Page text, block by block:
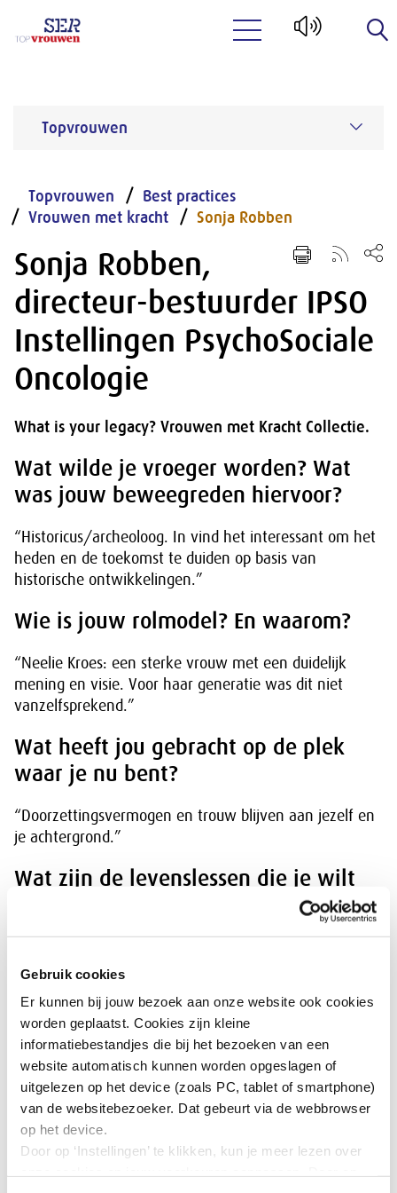
Gebruik cookies
Er kunnen bij jouw bezoek aan onze website ook cookies
worden geplaatst. Cookies zijn kleine
informatiebestandjes die bij het bezoeken van een
website automatisch kunnen worden opgeslagen of
uitgelezen op het device (zoals PC, tablet of smartphone)
van de websitebezoeker. Dat gebeurt via de webbrowser
op het device.
Door op ‘Instellingen’ te klikken, kun je meer lezen over
Topvrouwen
Topvrouwen
Best practices
Vrouwen met kracht
Sonja Robben
Sonja Robben,
directeur-bestuurder IPSO
Instellingen PsychoSociale
Oncologie
What is your legacy? Vrouwen met Kracht Collectie.
Wat wilde je vroeger worden? Wat
was jouw beweegreden hiervoor?
“Historicus/archeoloog. In vind het interessant om het
heden en de toekomst te duiden op basis van
historische ontwikkelingen.”
Wie is jouw rolmodel? En waarom?
“Neelie Kroes: een sterke vrouw met een duidelijk
mening en visie. Voor haar generatie was dit niet
vanzelfsprekend.”
Wat heeft jou gebracht op de plek
waar je nu bent?
“Doorzettingsvermogen en trouw blijven aan jezelf en
je achtergrond.”
Wat zijn de levenslessen die je wilt
doorgeven? Hoe ben je tot deze
levenslessen gekomen?
“Altijd blijven werken vanuit een visie waar je in
gelooft. Integer blijven en je altijd aan de afspraken
houden. Ook vanuit een achterstandssituatie kun je de
top bereiken. Ik spreek vanuit ervaring.”
Waarin ben je zelf een rolmodel? En
waarom?
“Als vrouw met een multiculturele